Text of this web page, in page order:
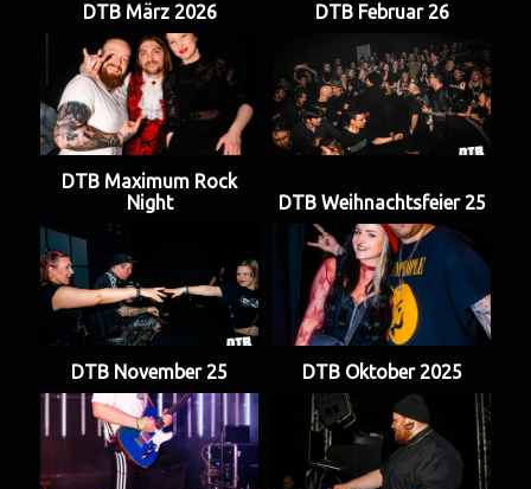
DTB März 2026 DTB Februar 26
DTB Maximum Rock
Night
DTB Weihnachtsfeier 25
DTB November 25 DTB Oktober 2025